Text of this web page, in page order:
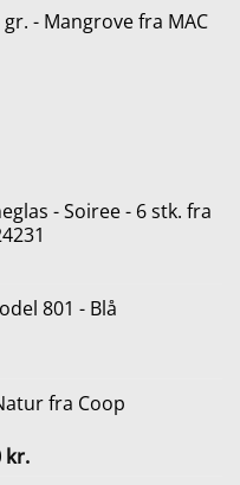
kr..
- Mangrove fra MAC
- Soiree - 6 stk. fra
801 - Blå
fra Coop
kr.Den